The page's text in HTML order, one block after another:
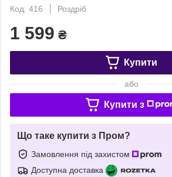
Код: 416
Роздріб
1 599 ₴
Купити
або
Купити з
Що таке купити з Пром?
Замовлення під захистом
Доступна доставка